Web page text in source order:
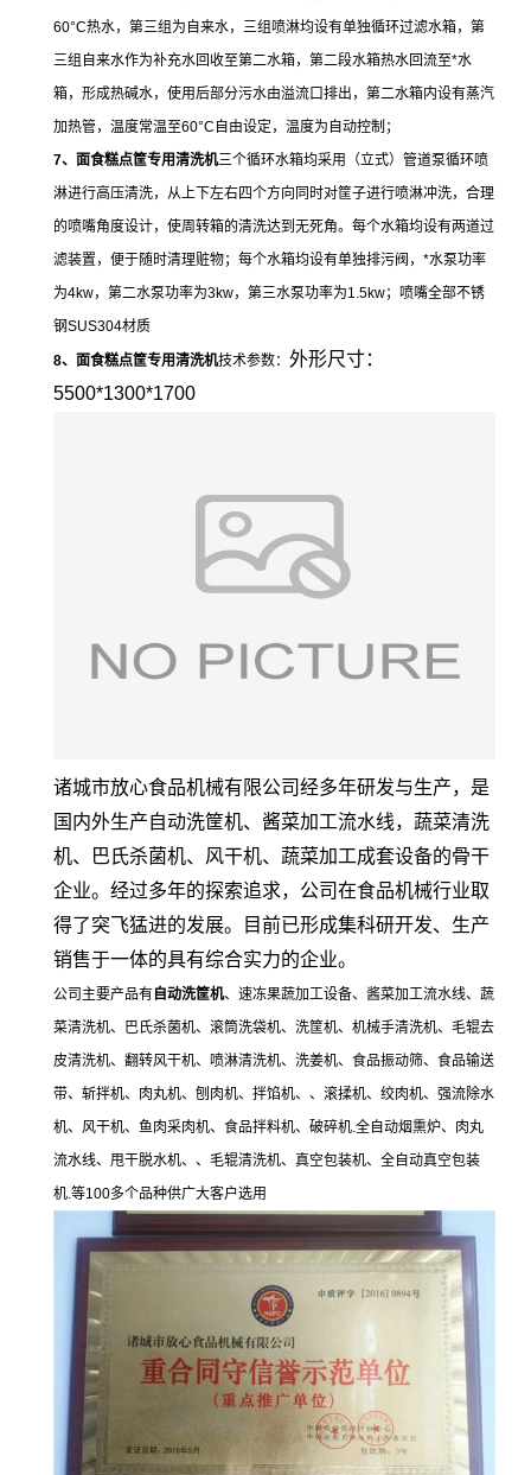
60°C热水，第三组为自来水，三组喷淋均设有单独循环过滤水箱，第
三组自来水作为补充水回收至第二水箱，第二段水箱热水回流至*水
箱，形成热碱水，使用后部分污水由溢流口排出，第二水箱内设有蒸汽
加热管，温度常温至60°C自由设定，温度为自动控制；
7、面食糕点筐专用清洗机三个循环水箱均采用（立式）管道泵循环喷
淋进行高压清洗，从上下左右四个方向同时对筐子进行喷淋冲洗，合理
的喷嘴角度设计，使周转箱的清洗达到无死角。每个水箱均设有两道过
滤装置，便于随时清理赃物；每个水箱均设有单独排污阀，*水泵功率
为4kw，第二水泵功率为3kw，第三水泵功率为1.5kw；喷嘴全部不锈
钢SUS304材质
8、面食糕点筐专用清洗机技术参数： 外形尺寸：
5500*1300*1700
诸城市放心食品机械有限公司经多年研发与生产，是
国内外生产自动洗筐机、酱菜加工流水线，蔬菜清洗
机、巴氏杀菌机、风干机、蔬菜加工成套设备的骨干
企业。经过多年的探索追求，公司在食品机械行业取
得了突飞猛进的发展。目前已形成集科研开发、生产
销售于一体的具有综合实力的企业。
公司主要产品有 自动洗筐机、速冻果蔬加工设备、 酱菜加工流水线、蔬
菜清洗机、巴氏杀菌机、滚筒洗袋机、洗筐机、机械手清洗机、毛辊去
皮清洗机、翻转风干机、喷淋清洗机、洗姜机、食品振动筛、食品输送
带、斩拌机、肉丸机、刨肉机、拌馅机、、滚揉机、绞肉机、强流除水
机、风干机、鱼肉采肉机、食品拌料机、破碎机.全自动烟熏炉、肉丸
流水线、甩干脱水机、、毛辊清洗机、真空包装机、全自动真空包装
机.等100多个品种供广大客户选用